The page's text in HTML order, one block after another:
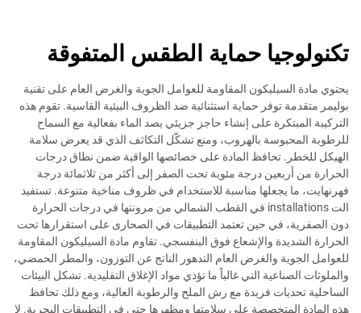
تكنولوجيا حماية الطقس المتفوقة
يحتوي مادة السيليكون المقاومة للعوامل الجوية والغرض العام على تقنية
بوليمر متقدمة توفر حماية استثنائية ضد الظروف البيئية القاسية. تقوم هذه
التركيبة المبتكرة على إنشاء حاجز جزيئي يصد الماء بفعالية مع السماح
للرطوبة المحبوسة بالهروب، ومنع تشكّل التكاثف الذي قد يعرض سلامة
الهيكل للخطر. تحافظ المادة على خصائصها الواقية ضمن نطاق درجات
الحرارة من أربعين درجة مئوية تحت الصفر إلى أكثر من ثلاثمائة درجة
فهرنهايت، ما يجعلها مناسبة للاستخدام في ظروف مناخية متنوعة. تستفيد
الت installations في القطب الشمالي من مرونتها في درجات الحرارة
دون الصفرية، في حين تعتمد التطبيقات في الصحارى على استقرارها تحت
الحرارة الشديدة والإشعاع فوق البنفسجي. تقاوم مادة السيليكون المقاومة
للعوامل الجوية والغرض العام التدهور الناتج عن التوزون، والمطر الحمضي،
والملوثات الصناعية التي غالباً ما تؤذي مواد الإغلاق التقليدية. تشكل البيئات
الساحلية تحديات فريدة مع رش الملح والرطوبة العالية، ومع ذلك تحافظ
هذه المادة المتخصصة على سلامتها ومظهرها حتى في التطبيقات البحرية. لا